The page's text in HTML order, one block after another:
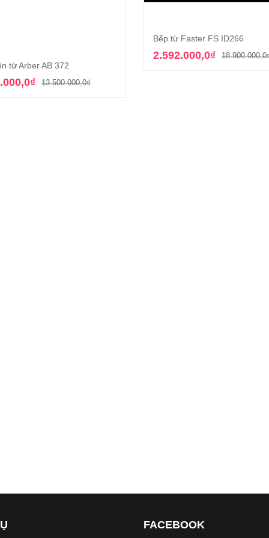
Thêm vào giỏ hàng
từ Arber AB 372
13.500.000,0₫Giá
₫
Giá
Thêm vào giỏ hàng
Bếp từ Faster FS ID266
18.900.000,0
2.592.000,0₫
FACEBOOK